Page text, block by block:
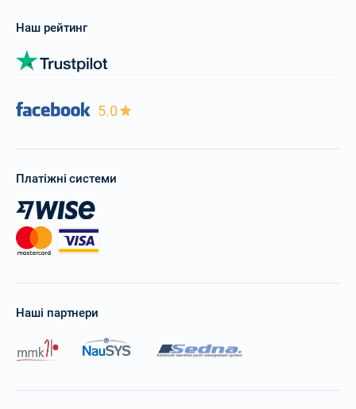
Наш рейтинг
5.0
Платіжні системи
Наші партнери